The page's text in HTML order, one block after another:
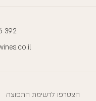
392
הצטרפו לרשימת התפוצה